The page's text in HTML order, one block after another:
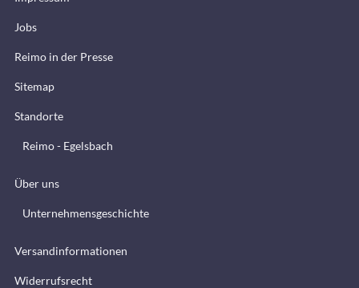
Jobs
Reimo in der Presse
Sitemap
Standorte
Reimo - Egelsbach
Über uns
Unternehmensgeschichte
Versandinformationen
Widerrufsrecht